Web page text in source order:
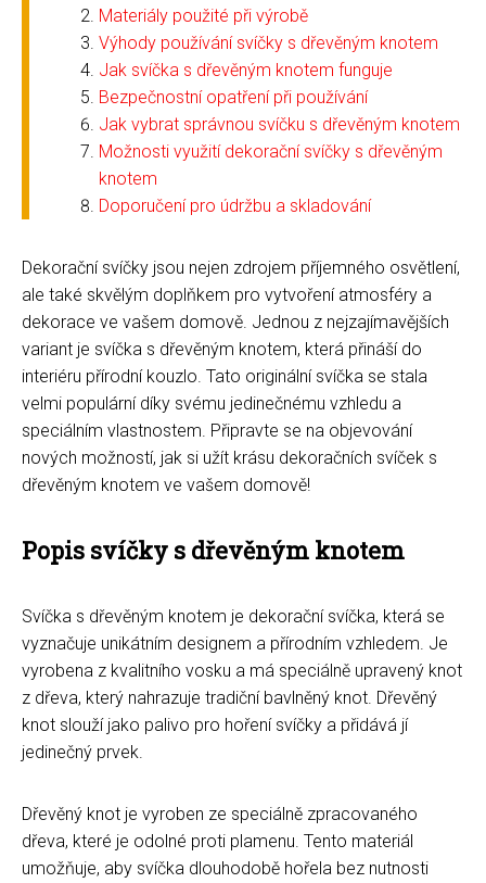
Materiály použité při výrobě
Výhody používání svíčky s dřevěným knotem
Jak svíčka s dřevěným knotem funguje
Bezpečnostní opatření při používání
Jak vybrat správnou svíčku s dřevěným knotem
Možnosti využití dekorační svíčky s dřevěným
knotem
Doporučení pro údržbu a skladování
Dekorační svíčky jsou nejen zdrojem příjemného osvětlení,
ale také skvělým doplňkem pro vytvoření atmosféry a
dekorace ve vašem domově. Jednou z nejzajímavějších
variant je svíčka s dřevěným knotem, která přináší do
interiéru přírodní kouzlo. Tato originální svíčka se stala
velmi populární díky svému jedinečnému vzhledu a
speciálním vlastnostem. Připravte se na objevování
nových možností, jak si užít krásu dekoračních svíček s
dřevěným knotem ve vašem domově!
Popis svíčky s dřevěným knotem
Svíčka s dřevěným knotem je dekorační svíčka, která se
vyznačuje unikátním designem a přírodním vzhledem. Je
vyrobena z kvalitního vosku a má speciálně upravený knot
z dřeva, který nahrazuje tradiční bavlněný knot. Dřevěný
knot slouží jako palivo pro hoření svíčky a přidává jí
jedinečný prvek.
Dřevěný knot je vyroben ze speciálně zpracovaného
dřeva, které je odolné proti plamenu. Tento materiál
umožňuje, aby svíčka dlouhodobě hořela bez nutnosti